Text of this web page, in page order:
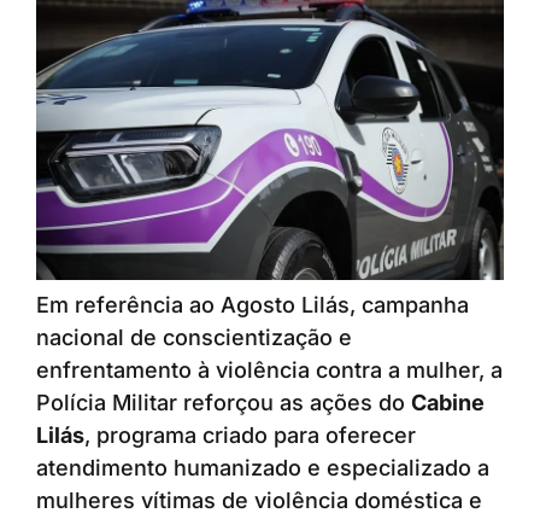
Em referência ao Agosto Lilás, campanha
nacional de conscientização e
enfrentamento à violência contra a mulher, a
Polícia Militar reforçou as ações do Cabine
Lilás, programa criado para oferecer
atendimento humanizado e especializado a
mulheres vítimas de violência doméstica e